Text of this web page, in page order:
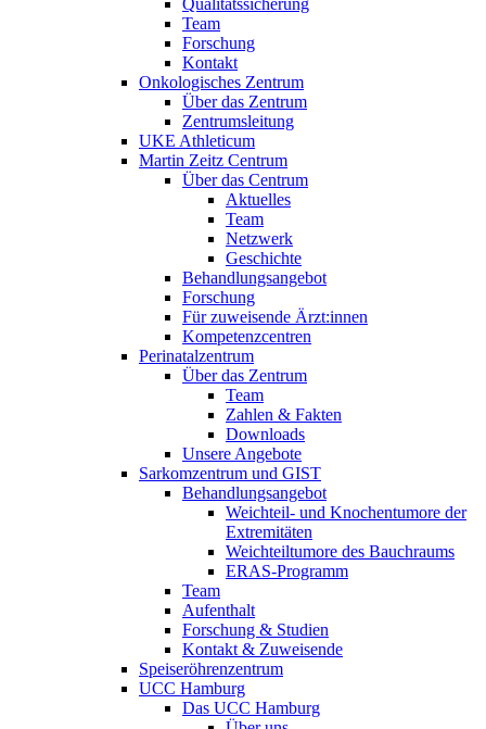
Qualitätssicherung
Team
Forschung
Kontakt
Onkologisches Zentrum
Über das Zentrum
Zentrumsleitung
UKE Athleticum
Martin Zeitz Centrum
Über das Centrum
Aktuelles
Team
Netzwerk
Geschichte
Behandlungsangebot
Forschung
Für zuweisende Ärzt:innen
Kompetenzcentren
Perinatalzentrum
Über das Zentrum
Team
Zahlen & Fakten
Downloads
Unsere Angebote
Sarkomzentrum und GIST
Behandlungsangebot
Weichteil- und Knochentumore der
Extremitäten
Weichteiltumore des Bauchraums
ERAS-Programm
Team
Aufenthalt
Forschung & Studien
Kontakt & Zuweisende
Speiseröhrenzentrum
UCC Hamburg
Das UCC Hamburg